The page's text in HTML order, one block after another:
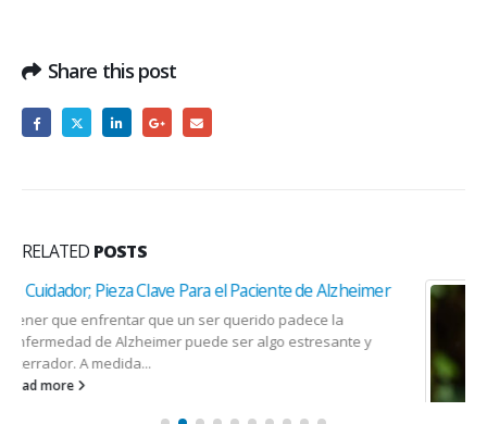
Share this post
RELATED POSTS